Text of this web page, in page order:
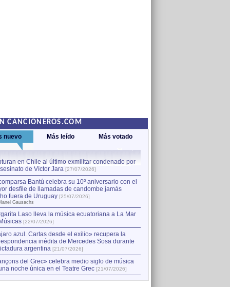
CANCIONEROS.COM
nuevo Más leído Más votado
en Chile al último exmilitar condenado por
de Víctor Jara [27/07/2026]
Bantú celebra su 10º aniversario con el
desfile de llamadas de candombe jamás
fuera de Uruguay [25/07/2026]
Gausachs
Laso lleva la música ecuatoriana a La Mar
[22/07/2026]
azul. Cartas desde el exilio» recupera la
inédita de Mercedes Sosa durante
argentina [21/07/2026]
del Grec» celebra medio siglo de música
noche única en el Teatre Grec [21/07/2026]